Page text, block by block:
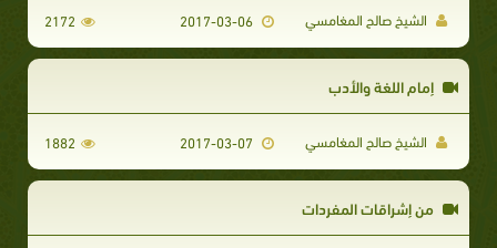
الشيخ صالح المغامسي 2017-03-06
2172
إمام اللغة والأدب
الشيخ صالح المغامسي 1882
من إشراقات المفردات